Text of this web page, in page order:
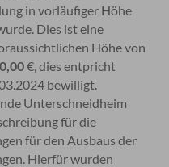
in vorläufiger Höhe
Dies ist eine
Höhe von
€, dies entpricht
bewilligt.
Unterschneidheim
für die
für den Ausbaus der
Hierfür wurden